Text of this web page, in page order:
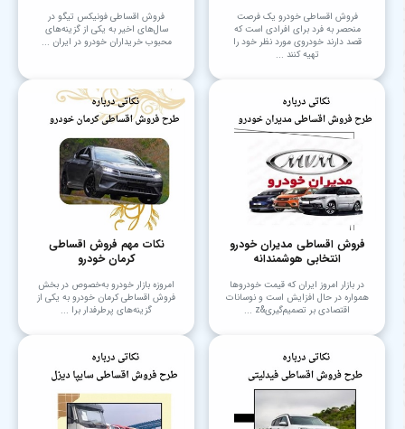
فروش اقساطی خودرو یک فرصت
منحصر به فرد برای افرادی است که
قصد دارند خودروی مورد نظر خود را
تهیه کنند ...
فروش اقساطی فونیکس تیگو در
سال‌های اخیر به یکی از گزینه‌های
محبوب خریداران خودرو در ایران ...
فروش اقساطی مدیران خودرو
انتخابی هوشمندانه
در بازار امروز ایران که قیمت خودروها
همواره در حال افزایش است و نوسانات
اقتصادی بر تصمیم‌گیری&z ...
نکات مهم فروش اقساطی
کرمان خودرو
امروزه بازار خودرو به‌خصوص در بخش
فروش اقساطی کرمان خودرو به یکی از
گزینه‌های پرطرفدار برا ...